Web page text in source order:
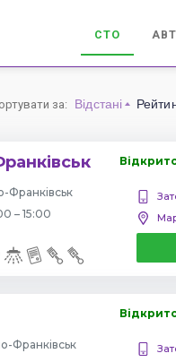
СТО
за: Відстані
Франківськ
– 15:00
Франківськ